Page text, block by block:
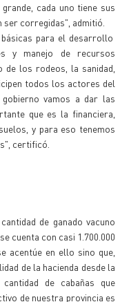
cada uno tiene sus
ser corregidas", admitió.
para el desarrollo
y manejo de recursos
los rodeos, la sanidad,
todos los actores del
vamos a dar las
que es la financiera,
y para eso tenemos
certificó.
de ganado vacuno
cuenta con casi 1.700.000
acentúe en ello sino que,
de la hacienda desde la
de cabañas que
de nuestra provincia es